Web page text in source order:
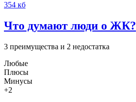
354 кб
Что думают люди о ЖК?
3 преимущества и 2 недостатка
Любые
Плюсы
Минусы
+2